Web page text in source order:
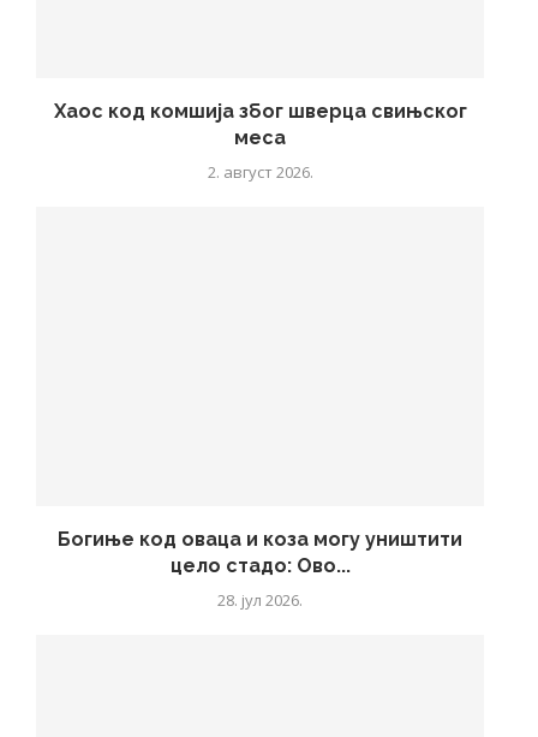
Хаос код комшија због шверца свињског
меса
2. август 2026.
Богиње код оваца и коза могу уништити
цело стадо: Ово...
28. јул 2026.